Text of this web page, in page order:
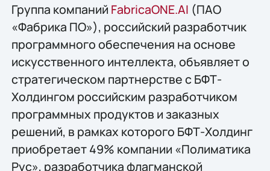
Группа компаний FabricaONE.AI (ПАО
«Фабрика ПО»), российский разработчик
программного обеспечения на основе
искусственного интеллекта, объявляет о
стратегическом партнерстве с БФТ-
Холдингом российским разработчиком
программных продуктов и заказных
решений, в рамках которого БФТ-Холдинг
приобретает 49% компании «Полиматика
Рус», разработчика флагманской